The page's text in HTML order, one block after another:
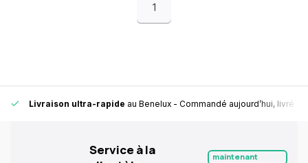
1
Livraison ultra-rapide au Benelux - Commandé aujourd’hui, livré
Service à la
maintenant